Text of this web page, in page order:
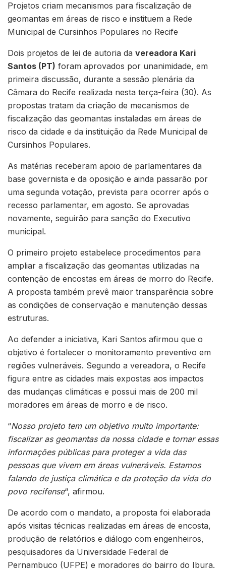
Projetos criam mecanismos para fiscalização de
geomantas em áreas de risco e instituem a Rede
Municipal de Cursinhos Populares no Recife
Dois projetos de lei de autoria da vereadora Kari
Santos (PT) foram aprovados por unanimidade, em
primeira discussão, durante a sessão plenária da
Câmara do Recife realizada nesta terça-feira (30). As
propostas tratam da criação de mecanismos de
fiscalização das geomantas instaladas em áreas de
risco da cidade e da instituição da Rede Municipal de
Cursinhos Populares.
As matérias receberam apoio de parlamentares da
base governista e da oposição e ainda passarão por
uma segunda votação, prevista para ocorrer após o
recesso parlamentar, em agosto. Se aprovadas
novamente, seguirão para sanção do Executivo
municipal.
O primeiro projeto estabelece procedimentos para
ampliar a fiscalização das geomantas utilizadas na
contenção de encostas em áreas de morro do Recife.
A proposta também prevê maior transparência sobre
as condições de conservação e manutenção dessas
estruturas.
Ao defender a iniciativa, Kari Santos afirmou que o
objetivo é fortalecer o monitoramento preventivo em
regiões vulneráveis. Segundo a vereadora, o Recife
figura entre as cidades mais expostas aos impactos
das mudanças climáticas e possui mais de 200 mil
moradores em áreas de morro e de risco.
“Nosso projeto tem um objetivo muito importante:
fiscalizar as geomantas da nossa cidade e tornar essas
informações públicas para proteger a vida das
pessoas que vivem em áreas vulneráveis. Estamos
falando de justiça climática e da proteção da vida do
povo recifense“, afirmou.
De acordo com o mandato, a proposta foi elaborada
após visitas técnicas realizadas em áreas de encosta,
produção de relatórios e diálogo com engenheiros,
pesquisadores da Universidade Federal de
Pernambuco (UFPE) e moradores do bairro do Ibura.